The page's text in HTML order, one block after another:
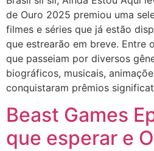
de Ouro 2025 premiou uma
filmes e séries que já estão
que estrearão em breve. Entre
que passeiam por diversos
biográficos, musicais,
conquistaram prêmios
Beast Games
que esperar e